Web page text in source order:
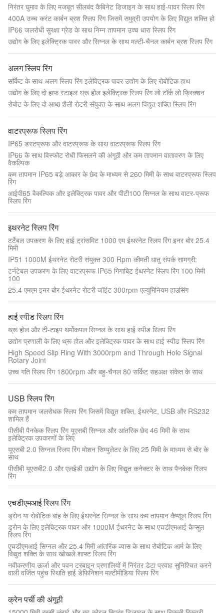
निरंतर घुमाव के लिए मजबूत सीलबंद कैबिनेट डिजाइन के साथ हाई-पावर स्लिप रिंग
400A उच्च करंट कार्बन ब्रश स्लिप रिंग जिसमें समुद्री उपयोग के लिए विद्युत शक्ति हो
IP66 जलरोधी सुरक्षा ग्रेड के साथ निम्न तापमान उच्च धारा स्लिप रिंग
उद्योग के लिए इलेक्ट्रिक पावर और सिग्नल के साथ मल्टी-चैनल कार्बन ब्रश स्लिप रिंग
अलग स्लिप रिंग
सर्किट के साथ अलग स्लिप रिंग इलेक्ट्रिक पावर उद्योग के लिए रोबोटिक हाथ
उद्योग के लिए दो हाफ स्टाइल थ्रू होल इलेक्ट्रिक स्लिप रिंग लो टॉर्क लो फ्रिक्शन
रोबोट के लिए दो आधा शैली रोटरी संयुक्त के साथ अलग विद्युत शक्ति स्लिप रिंग
वाटरप्रूफ स्लिप रिंग
IP65 डस्टप्रूफ और वाटरप्रूफ के साथ वाटरप्रूफ स्लिप रिंग
IP66 के साथ विस्फोट रोधी फिसलने की अंगूठी और कम तापमान वातावरण के लिए
वैकल्पिक
कम तापमान IP65 बड़े आकार के छेद के माध्यम से 260 मिमी के साथ वाटरप्रूफ स्लिप
रिंग
आईपी65 वैकल्पिक और इलेक्ट्रिक पावर और पीटी100 सिग्नल के साथ वाटर-प्रूफ
स्लिप रिंग
इथरनेट स्लिप रिंग
टर्टेबल उपकरण के लिए हाई ट्रांसमिट 1000 एम ईथरनेट स्लिप रिंग इनर बोर 25.4
मिमी
IP51 1000M ईथरनेट रोटरी संयुक्त 300 Rpm कीमती धातु संपर्क सामग्री:
टर्नटेबल उपकरण के लिए वाटरप्रूफ IP65 गिगाबिट ईथरनेट स्लिप रिंग 100 मिमी
100
25.4 एमएम इनर बोर ईथरनेट रोटरी जॉइंट 300rpm एल्युमिनियम हाउसिंग
हाई स्पीड स्लिप रिंग
थ्रू होल और टी-टाइप थर्मोकपल सिग्नल के साथ हाई स्पीड स्लिप रिंग
उद्योग प्रणाली के लिए थ्रू होल और इलेक्ट्रिक पावर के साथ हाई स्पीड स्लिप रिंग
High Speed Slip Ring With 3000rpm and Through Hole Signal
Rotary Joint
उच्च गति स्लिप रिंग 1800rpm और बहु-चैनल 80 सर्किट सहअक्ष संकेत के साथ
USB स्लिप रिंग
कम तापमान जलरोधक स्लिप रिंग जिसमें विद्युत शक्ति, ईथरनेट, USB और RS232
शामिल हैं
पीसीबी पैनकेक स्लिप रिंग यूएसबी सिग्नल और आंतरिक छेद 46 मिमी के साथ
इलेक्ट्रिक उपकरणों के लिए
यूएसबी 2.0 सिग्नल स्लिप रिंग मोशन सिम्युलेटर के लिए 25 मिमी के माध्यम से बोर के
साथ
पीसीबी यूएसबी2.0 और एलईडी उद्योग के लिए विद्युत कनेक्टर के साथ पैनकेक स्लिप
रिंग
एचडीएमआई स्लिप रिंग
ड्रोन या रोबोटिक बांह के लिए ईथरनेट सिग्नल के साथ कम तापमान कैप्सूल स्लिप रिंग
ड्रोन के लिए इलेक्ट्रिक पावर और 1000M ईथरनेट के साथ एचडीएमआई कैप्सूल
स्लिप रिंग
एचडीएमआई सिग्नल और 25.4 मिमी आंतरिक व्यास के साथ रोबोटिक आर्म के लिए
विद्युत शक्ति के साथ खोखले शाफ्ट स्लिप रिंग
नवीकरणीय ऊर्जा और पवन टरबाइन प्रणालियों में निरंतर डेटा प्रवाह सुनिश्चित करने
वाली वर्जित पहुंच स्थिति हाई डेफिनिशन मल्टीमीडिया स्लिप रिंग
क्रेन पर्ची की अंगूठी